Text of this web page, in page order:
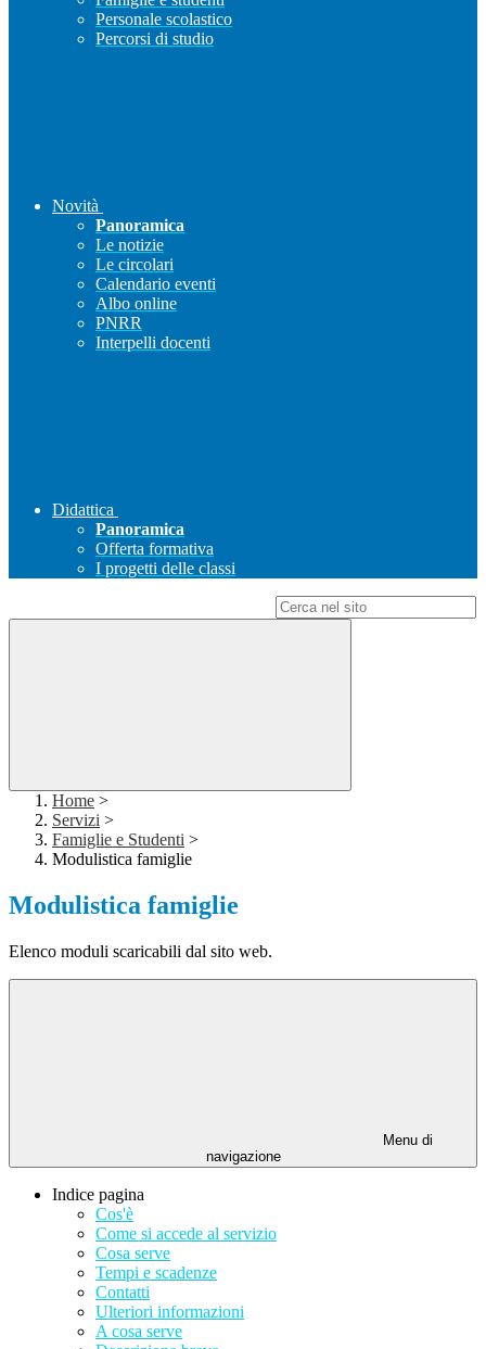
Personale scolastico
Percorsi di studio
Novità
Panoramica
Le notizie
Le circolari
Calendario eventi
Albo online
PNRR
Interpelli docenti
Didattica
Panoramica
Offerta formativa
I progetti delle classi
Home >
Servizi >
Famiglie e Studenti >
Modulistica famiglie
Modulistica famiglie
Elenco moduli scaricabili dal sito web.
Menu di
navigazione
Indice pagina
Cos'è
Come si accede al servizio
Cosa serve
Tempi e scadenze
Contatti
Ulteriori informazioni
A cosa serve